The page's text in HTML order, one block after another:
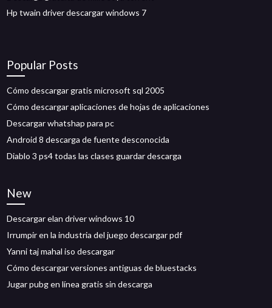
Hp twain driver descargar windows 7
Popular Posts
Cómo descargar gratis microsoft sql 2005
Cómo descargar aplicaciones de hojas de aplicaciones
Descargar whatshap para pc
Android 8 descarga de fuente desconocida
Diablo 3 ps4 todas las clases guardar descarga
New
Descargar elan driver windows 10
Irrumpir en la industria del juego descargar pdf
Yanni taj mahal iso descargar
Cómo descargar versiones antiguas de bluestacks
Jugar pubg en línea gratis sin descarga